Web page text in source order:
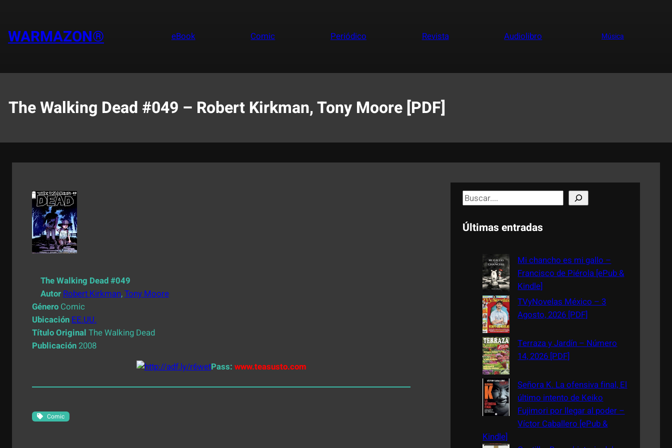
contenido
WARMAZON® eBook Comic Periódico Revista Audiolibro Música
The Walking Dead #049 – Robert Kirkman, Tony Moore [PDF]
The Walking Dead #049
Autor Robert Kirkman,Tony Moore
Género Comic
Ubicación EE.UU.
Título Original The Walking Dead
Publicación 2008
Pass: www.teasusto.com
Comic
S
e
a
Últimas entradas
Mi chancho es mi gallo –
Francisco de Piérola [ePub &
Kindle]
TVyNovelas México – 3
Agosto, 2026 [PDF]
Terraza y Jardín – Número
14, 2026 [PDF]
Señora K. La ofensiva final, El
último intento de Keiko
Fujimori por llegar al poder –
Víctor Caballero [ePub &
Kindle]